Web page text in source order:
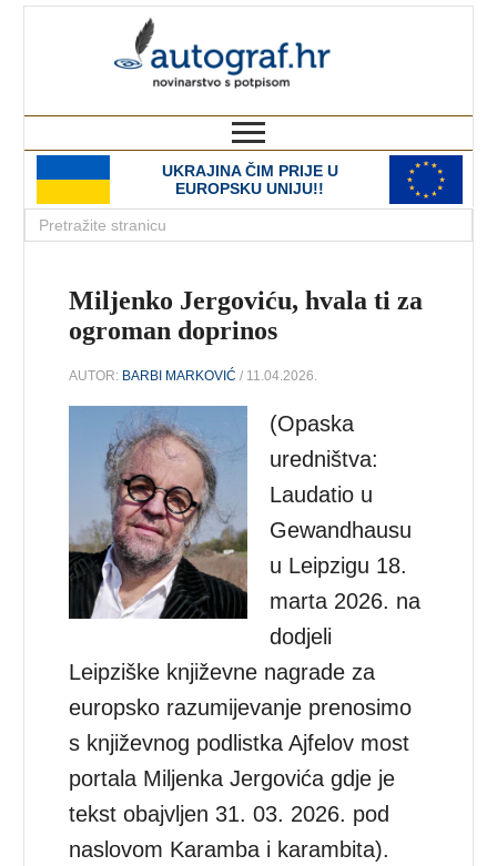
UKRAJINA ČIM PRIJE U
EUROPSKU UNIJU!!
Miljenko Jergoviću, hvala ti za
ogroman doprinos
AUTOR: BARBI MARKOVIĆ / 11.04.2026.
(Opaska
uredništva:
Laudatio u
Gewandhausu
u Leipzigu 18.
marta 2026. na
dodjeli
Leipziške književne nagrade za
europsko razumijevanje prenosimo
s književnog podlistka Ajfelov most
portala Miljenka Jergovića gdje je
tekst obajvljen 31. 03. 2026. pod
naslovom Karamba i karambita).